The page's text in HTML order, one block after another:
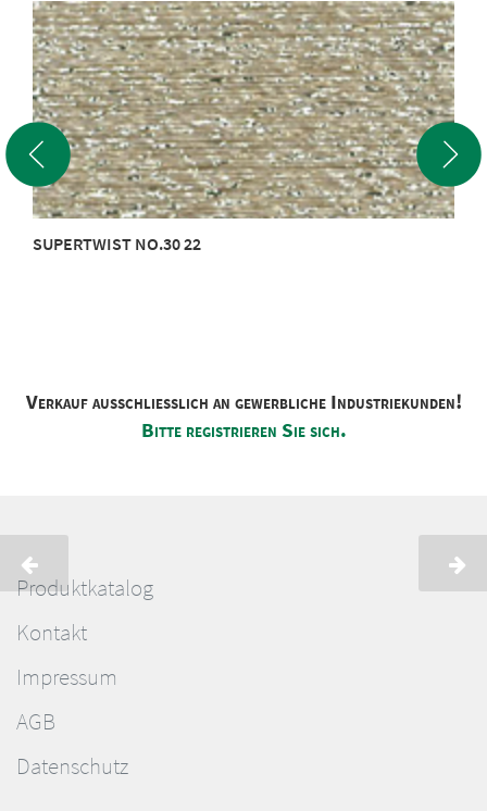
SUPERTWIST NO.30 22
Verkauf ausschliesslich an gewerbliche Industriekunden!
Bitte registrieren Sie sich.
Produktkatalog
Kontakt
Impressum
AGB
Datenschutz